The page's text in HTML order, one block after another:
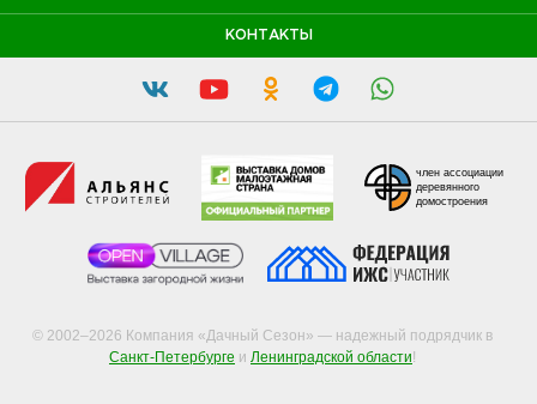
КОНТАКТЫ
© 2002–2026 Компания «Дачный Сезон» — надежный подрядчик в
Санкт-Петербурге и Ленинградской области!
член ассоциации
деревянного
домостроения